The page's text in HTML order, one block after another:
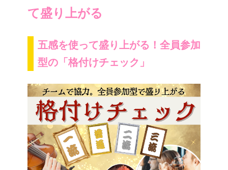
て盛り上がる
五感を使って盛り上がる！全員参加
型の「格付けチェック」